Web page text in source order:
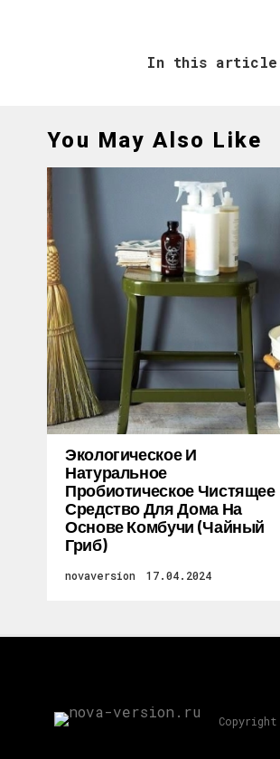
In this
You May Also Like
Экологическое И
Натуральное
Пробиотическое Чистящее
Средство Для Дома На
Основе Комбучи (чайный
Гриб)
novaversion 17.04.2024
Copyright